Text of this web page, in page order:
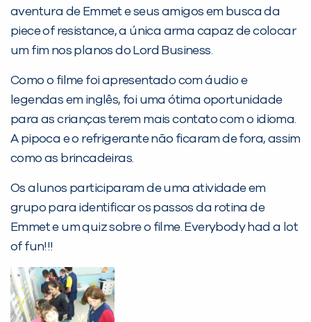
aventura de Emmet e seus amigos em busca da
piece of resistance, a única arma capaz de colocar
um fim nos planos do Lord Business.
Como o filme foi apresentado com áudio e
legendas em inglês, foi uma ótima oportunidade
para as crianças terem mais contato com o idioma.
A pipoca e o refrigerante não ficaram de fora, assim
como as brincadeiras.
Os alunos participaram de uma atividade em
grupo para identificar os passos da rotina de
Emmet e um quiz sobre o filme. Everybody had a lot
of fun!!!
Desculpe!
Não encontramos nenhuma unidade
inFlux nesta cidade ou bairro que